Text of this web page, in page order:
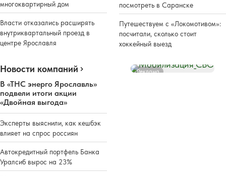
многоквартирный дом
Власти отказались расширять
внутриквартальный проезд в
центре Ярославля
посмотреть в Саранске
Путешествуем с «Локомотивом»:
посчитали, сколько стоит
хоккейный выезд
Новости компаний
В «ТНС энерго Ярославль»
подвели итоги акции
«Двойная выгода»
Эксперты выяснили, как кешбэк
влияет на спрос россиян
Автокредитный портфель Банка
Уралсиб вырос на 23%
Реклама